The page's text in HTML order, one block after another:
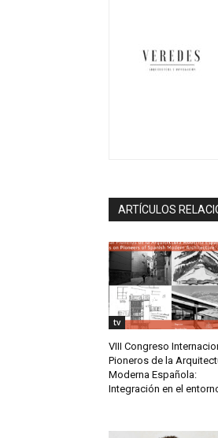
ARTÍCULOS
tv
VIII Congreso
Pioneros de la
Moderna Española:
Integración en el